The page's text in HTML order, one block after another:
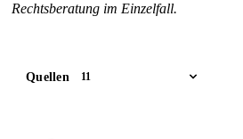
Rechtsberatung im Einzelfall.
Quellen 11